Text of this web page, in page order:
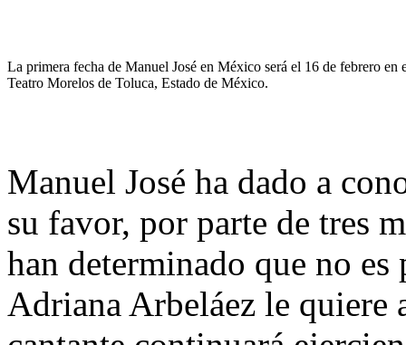
La primera fecha de Manuel José en México será el 16 de febrero en
Teatro Morelos de Toluca, Estado de México.
Manuel José ha dado a
su favor, por parte de tres
han determinado que no
Adriana Arbeláez le quiere